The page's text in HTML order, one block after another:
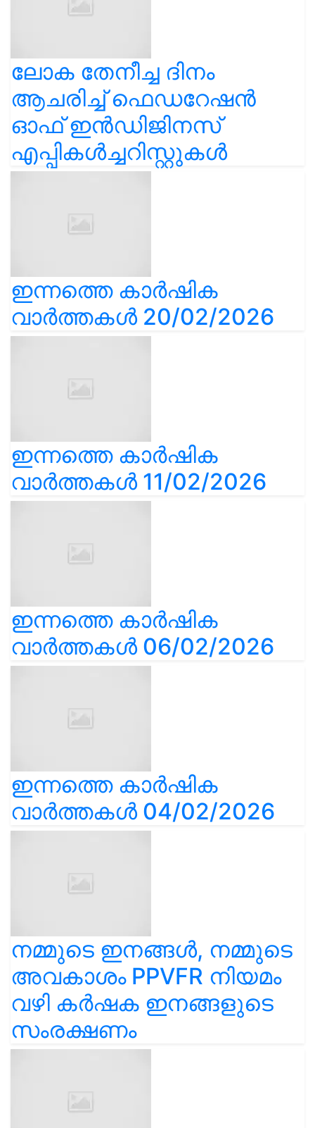
ലോക തേനീച്ച ദിനം
ആചരിച്ച് ഫെഡറേഷൻ
ഓഫ് ഇൻഡിജിനസ്
എപ്പികൾച്ചറിസ്റ്റുകൾ
ഇന്നത്തെ കാർഷിക
വാർത്തകൾ 20/02/2026
ഇന്നത്തെ കാർഷിക
വാർത്തകൾ 11/02/2026
ഇന്നത്തെ കാർഷിക
വാർത്തകൾ 06/02/2026
ഇന്നത്തെ കാർഷിക
വാർത്തകൾ 04/02/2026
നമ്മുടെ ഇനങ്ങൾ, നമ്മുടെ
അവകാശം PPVFR നിയമം
വഴി കർഷക ഇനങ്ങളുടെ
സംരക്ഷണം